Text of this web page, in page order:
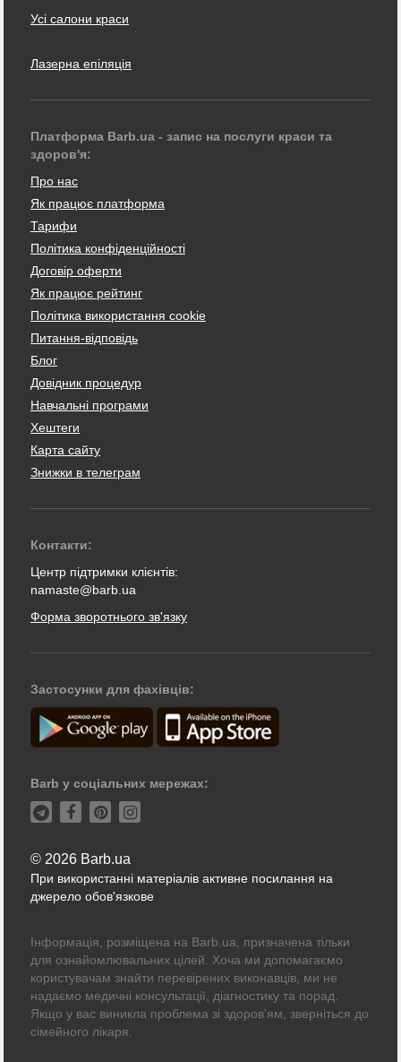
Усі салони краси
Лазерна епіляція
Платформа Barb.ua - запис на послуги краси та
здоров'я:
Про нас
Як працює платформа
Тарифи
Політика конфіденційності
Договір оферти
Як працює рейтинг
Політика використання cookie
Питання-відповідь
Блог
Довідник процедур
Навчальні програми
Хештеги
Карта сайту
Знижки в телеграм
Контакти:
Центр підтримки клієнтів:
namaste@barb.ua
Форма зворотнього зв'язку
Застосунки для фахівців:
Barb у соціальних мережах:
© 2026 Barb.ua
При використанні матеріалів активне посилання на
джерело обов'язкове
Інформація, розміщена на Barb.ua, призначена тільки
для ознайомлювальних цілей. Хоча ми допомагаємо
користувачам знайти перевірених виконавців, ми не
надаємо медичні консультації, діагностику та порад.
Якщо у вас виникла проблема зі здоров'ям, зверніться до
сімейного лікаря.